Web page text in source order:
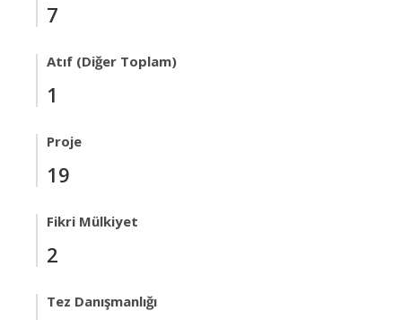
7
Atıf (Diğer Toplam)
1
Proje
19
Fikri Mülkiyet
2
Tez Danışmanlığı